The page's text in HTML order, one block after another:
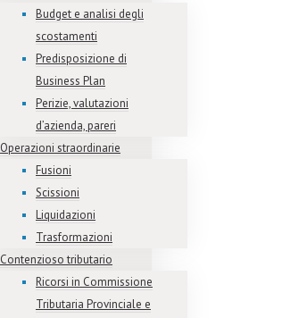
Budget e analisi degli
scostamenti
Predisposizione di
Business Plan
Perizie, valutazioni
d’azienda, pareri
Operazioni straordinarie
Fusioni
Scissioni
Liquidazioni
Trasformazioni
Contenzioso tributario
Ricorsi in Commissione
Tributaria Provinciale e